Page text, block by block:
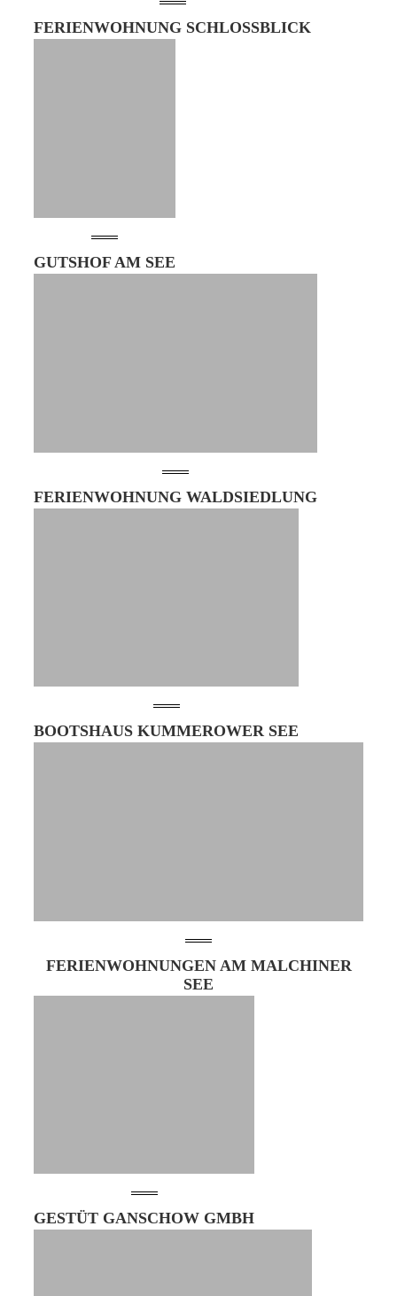
FERIENWOHNUNG SCHLOSSBLICK
GUTSHOF AM SEE
FERIENWOHNUNG WALDSIEDLUNG
BOOTSHAUS KUMMEROWER SEE
FERIENWOHNUNGEN AM MALCHINER
SEE
GESTÜT GANSCHOW GMBH